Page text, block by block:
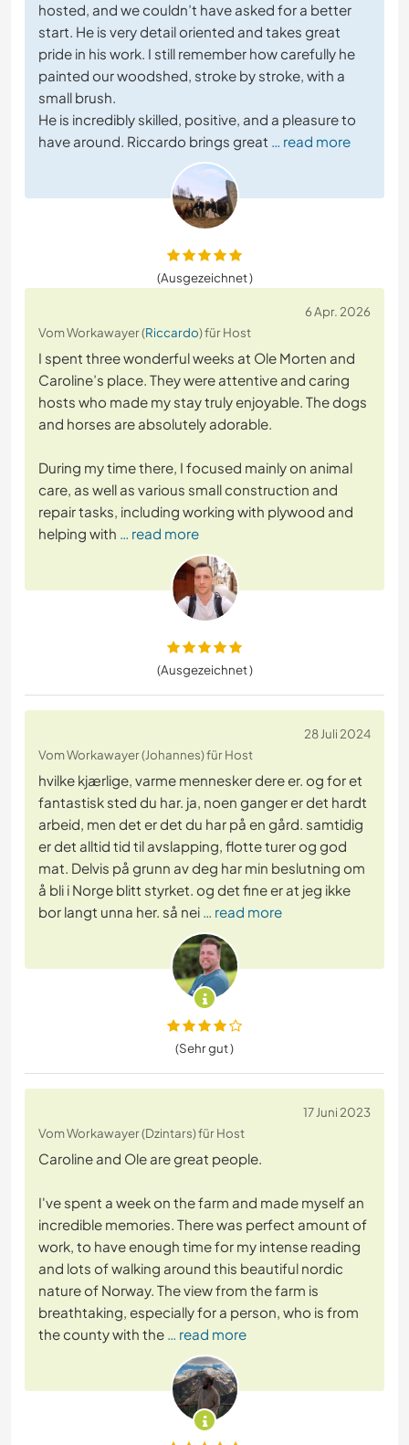
hosted, and we couldn’t have asked for a better
start. He is very detail oriented and takes great
pride in his work. I still remember how carefully he
painted our woodshed, stroke by stroke, with a
small brush.
He is incredibly skilled, positive, and a pleasure to
have around. Riccardo brings great … read more
(Ausgezeichnet )
6 Apr. 2026
Vom Workawayer (Riccardo) für Host
I spent three wonderful weeks at Ole Morten and
Caroline’s place. They were attentive and caring
hosts who made my stay truly enjoyable. The dogs
and horses are absolutely adorable.
During my time there, I focused mainly on animal
care, as well as various small construction and
repair tasks, including working with plywood and
helping with … read more
(Ausgezeichnet )
28 Juli 2024
Vom Workawayer (Johannes) für Host
hvilke kjærlige, varme mennesker dere er. og for et
fantastisk sted du har. ja, noen ganger er det hardt
arbeid, men det er det du har på en gård. samtidig
er det alltid tid til avslapping, flotte turer og god
mat. Delvis på grunn av deg har min beslutning om
å bli i Norge blitt styrket. og det fine er at jeg ikke
bor langt unna her. så nei … read more
(Sehr gut )
17 Juni 2023
Vom Workawayer (Dzintars) für Host
Caroline and Ole are great people.
I've spent a week on the farm and made myself an
incredible memories. There was perfect amount of
work, to have enough time for my intense reading
and lots of walking around this beautiful nordic
nature of Norway. The view from the farm is
breathtaking, especially for a person, who is from
the county with the … read more